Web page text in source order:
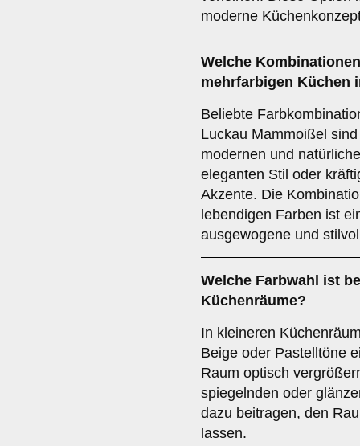
moderne
Welche Kombinationen
mehrfarbigen Küchen
Beliebte
Luckau Mammoißel
modernen und
eleganten Stil oder
Akzente. Die
lebendigen Farben ist
ausgewogene und
Welche Farbwahl ist
Küchenräume?
In kleineren
Beige oder Pastelltöne
Raum optisch
spiegelnden oder
dazu beitragen, den
lassen.